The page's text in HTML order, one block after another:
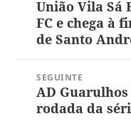
Post
anterior:
União Vila Sá
FC e chega à
de Santo
SEGUINTE
Próximo
post:
AD Guarulhos
rodada da